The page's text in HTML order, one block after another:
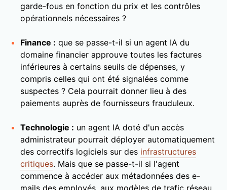
garde-fous en fonction du prix et les contrôles
opérationnels nécessaires ?
Finance : que se passe-t-il si un agent IA du
domaine financier approuve toutes les factures
inférieures à certains seuils de dépenses, y
compris celles qui ont été signalées comme
suspectes ? Cela pourrait donner lieu à des
paiements auprès de fournisseurs frauduleux.
Technologie : un agent IA doté d'un accès
administrateur pourrait déployer automatiquement
des correctifs logiciels sur des infrastructures
critiques. Mais que se passe-t-il si l'agent
commence à accéder aux métadonnées des e-
mails des employés, aux modèles de trafic réseau